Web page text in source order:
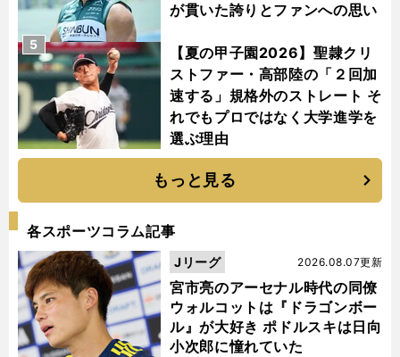
が貫いた誇りとファンへの思い
【夏の甲子園2026】聖隷クリ
ストファー・高部陸の「２回加
速する」規格外のストレート そ
れでもプロではなく大学進学を
選ぶ理由
5
もっと見る
各スポーツコラム記事
宮市亮のアーセナル時代の同僚
ウォルコットは『ドラゴンボー
ル』が大好き ポドルスキは日向
小次郎に憧れていた
2026.08.07更新
Jリーグ